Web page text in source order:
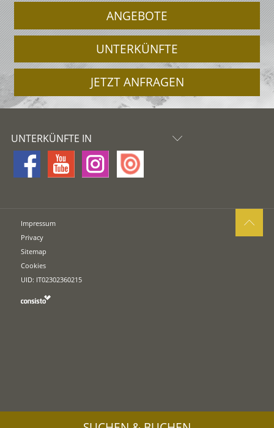
ANGEBOTE
UNTERKÜNFTE
JETZT ANFRAGEN
UNTERKÜNFTE IN
Impressum
Privacy
Sitemap
Cookies
UID: IT02302360215